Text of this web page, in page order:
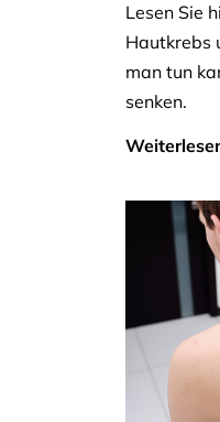
Lesen Sie
Hautkrebs
man tun
senken.